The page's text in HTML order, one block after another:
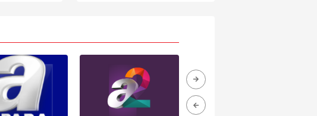
okumak ve sitemizde ilgili